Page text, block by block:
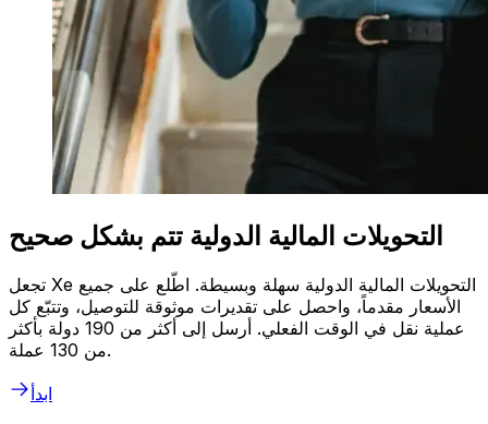
التحويلات المالية الدولية تتم بشكل صحيح
تجعل Xe التحويلات المالية الدولية سهلة وبسيطة. اطّلع على جميع
الأسعار مقدماً، واحصل على تقديرات موثوقة للتوصيل، وتتبّع كل
عملية نقل في الوقت الفعلي. أرسل إلى أكثر من 190 دولة بأكثر
من 130 عملة.
ابدأ